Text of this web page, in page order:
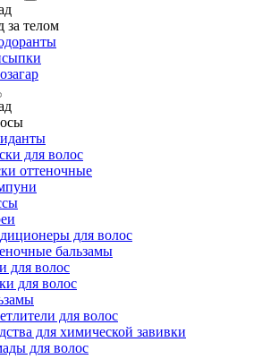
за телом
для волос
оттеночные
для волос
бальзамы
для волос
для волос
для волос
для химической завивки
для волос